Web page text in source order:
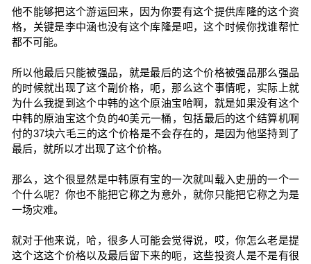
他不能够把这个游运回来，因为你要有这个提供库隆的这个资
格，关键是李中涵也没有这个库隆是吧，这个时候你找谁帮忙
都不可能。
所以他最后只能被强品，就是最后的这个价格被强品那么强品
的时候就出现了这个副价格，呃，那么这个事情呢，实际上就
为什么我提到这个中韩的这个原油宝哈啊，就是如果没有这个
中韩的原油宝这个负的40美元一桶，包括最后的这个结算机啊
付的37块六毛三的这个价格是不会存在的，是因为他坚持到了
最后，就所以才出现了这个价格。
那么，这个很显然是中韩原有宝的一次就叫载入史册的一个一
个什么呢？你也不能把它称之为意外，就你只能把它称之为是
一场灾难。
就对于他来说，哈，很多人可能会觉得说，哎，你怎么老是提
这个这这个价格以及最后留下来的呃，这些投资人是不是有很